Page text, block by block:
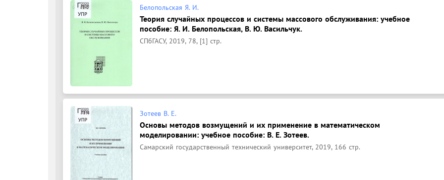
Белопольская Я. И.
Теория случайных процессов и системы массового обслуживания: учебное
пособие: Я. И. Белопольская, В. Ю. Васильчук.
СПбГАСУ, 2019, 78, [1] стр.
Зотеев В. Е.
Основы методов возмущений и их применение в математическом
моделировании: учебное пособие: В. Е. Зотеев.
Самарский государственный технический университет, 2019, 166 стр.